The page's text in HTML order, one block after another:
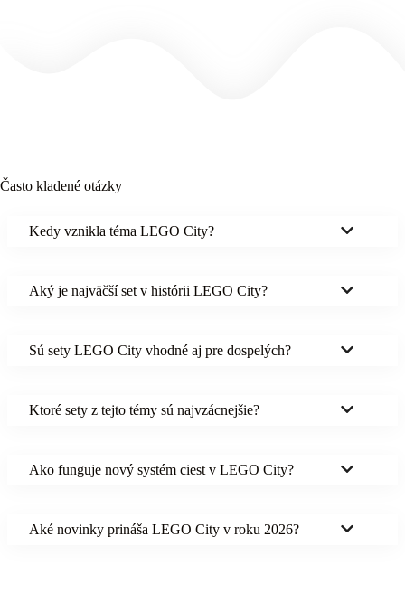
Často kladené otázky
Kedy vznikla téma LEGO City?
Aký je najväčší set v histórii LEGO City?
Sú sety LEGO City vhodné aj pre dospelých?
Ktoré sety z tejto témy sú najvzácnejšie?
Ako funguje nový systém ciest v LEGO City?
Aké novinky prináša LEGO City v roku 2026?